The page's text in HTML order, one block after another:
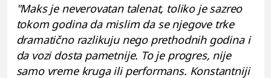
"Maks je neverovatan talenat, toliko je sazreo
tokom godina da mislim da se njegove trke
dramatično razlikuju nego prethodnih godina i
da vozi dosta pametnije. To je progres, nije
samo vreme kruga ili performans. Konstantniji